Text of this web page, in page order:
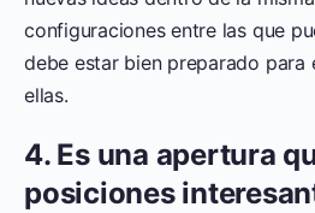
configuraciones entre las que
debe estar bien preparado para
ellas.
4. Es una apertura
posiciones